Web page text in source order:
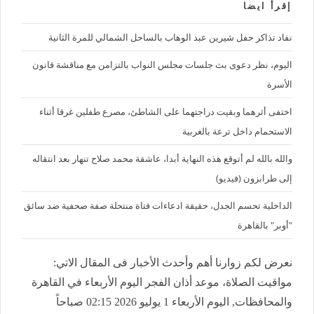
إقرأ ايضا
نفاد تذاكر حفل شيرين عبد الوهاب بالساحل الشمالي للمرة الثانية
اليوم، نظر دعوى بث جلسات مجلس النواب بالتزامن مع مناقشة قانون
الأسرة
اختفى أثرهما وبقيت دراجتهما على الشاطئ، مصرع طفلين غرقا أثناء
الاستحمام داخل ترعة بالغربية
والله بالله لم أتوقع هذه النهاية أبدا، عاشقة محمد صلاح تنهار بعد انتقاله
إلى طرابزون (فيديو)
الداخلية تحسم الجدل، حقيقة ادعاءات فتاة منتحلة صفة صحفية ضد سائق
"أوبر" بالقاهرة
نعرض لكم زوارنا أهم وأحدث الأخبار فى المقال الاتي:
مواقيت الصلاة، موعد أذان الفجر اليوم الأربعاء في القاهرة
والمحافظات, اليوم الأربعاء 1 يوليو 2026 02:15 صباحاً